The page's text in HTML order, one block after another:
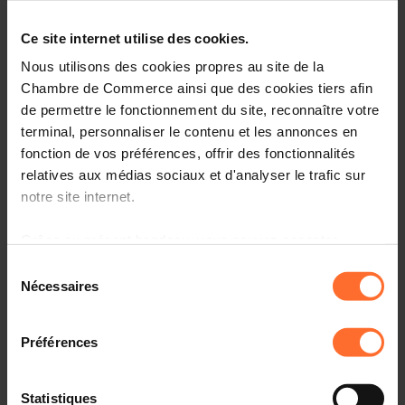
Ce site internet utilise des cookies.
Nous utilisons des cookies propres au site de la
Chambre de Commerce ainsi que des cookies tiers afin
de permettre le fonctionnement du site, reconnaître votre
terminal, personnaliser le contenu et les annonces en
fonction de vos préférences, offrir des fonctionnalités
relatives aux médias sociaux et d'analyser le trafic sur
notre site internet.
à l’exception des cookies strictement nécessaires au
fonctionnement du site. Une description des différents
cookies est accessible sous l’onglet « Détails » ci-
dessus.
Il est précisé que la navigation sur le site et certaines
Nécessaires
Préférences
Statistiques
Projet de règlement grand-ducal concernant certains
laits de conserve partiellement ou totalement
projet(s) mentionné(s) sous rubrique.
PDF • 198 Ko
PDF • 434 Ko